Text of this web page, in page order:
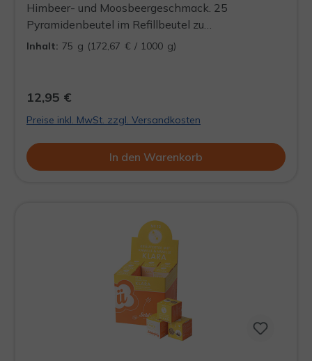
Himbeer- und Moosbeergeschmack. 25
Pyramidenbeutel im Refillbeutel zu
Wiederbefüllung der Dööse. Präsentieren Sie Ihre
Döösen.
Inhalt:75 g (172,67 € / 1000 g)
12,95 €
Preise inkl. MwSt. zzgl. Versandkosten
In den Warenkorb